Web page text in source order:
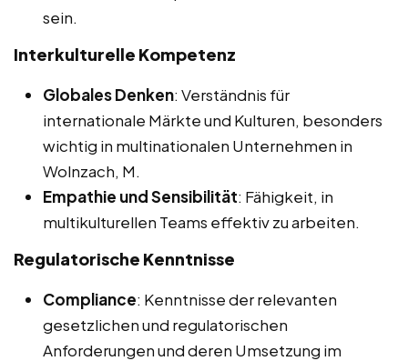
sein.
Interkulturelle Kompetenz
Globales Denken: Verständnis für
internationale Märkte und Kulturen, besonders
wichtig in multinationalen Unternehmen in
Wolnzach, M.
Empathie und Sensibilität: Fähigkeit, in
multikulturellen Teams effektiv zu arbeiten.
Regulatorische Kenntnisse
Compliance: Kenntnisse der relevanten
gesetzlichen und regulatorischen
Anforderungen und deren Umsetzung im